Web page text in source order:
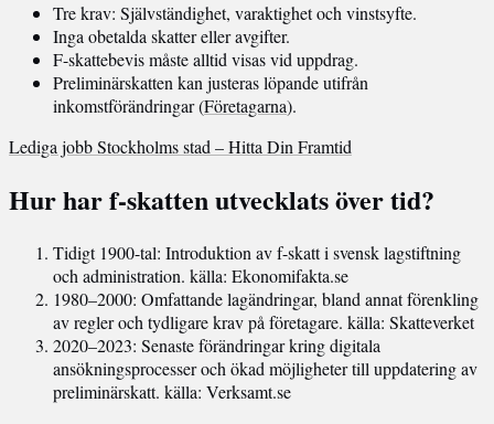
Tre krav: Självständighet, varaktighet och vinstsyfte.
Inga obetalda skatter eller avgifter.
F-skattebevis måste alltid visas vid uppdrag.
Preliminärskatten kan justeras löpande utifrån
inkomstförändringar (Företagarna).
Lediga jobb Stockholms stad – Hitta Din Framtid
Hur har f-skatten utvecklats över tid?
Tidigt 1900-tal: Introduktion av f-skatt i svensk lagstiftning
och administration. källa: Ekonomifakta.se
1980–2000: Omfattande lagändringar, bland annat förenkling
av regler och tydligare krav på företagare. källa: Skatteverket
2020–2023: Senaste förändringar kring digitala
ansökningsprocesser och ökad möjligheter till uppdatering av
preliminärskatt. källa: Verksamt.se